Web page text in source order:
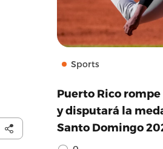
Sports
Puerto Rico
y disputará la
Santo Domingo